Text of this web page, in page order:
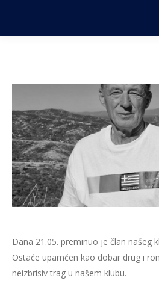
Dana 21.05. preminuo je član našeg
Ostaće upamćen kao dobar drug i
neizbrisiv trag u našem klubu.